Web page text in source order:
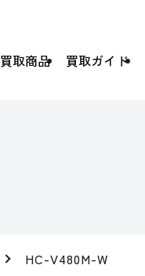
買取商品 買取ガイド
HC-V480M-W